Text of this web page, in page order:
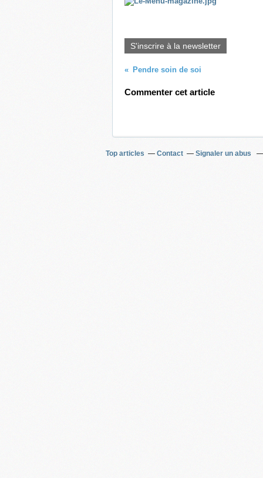
S'inscrire à la newsletter
Pendre soin de soi
Commenter cet article
Top articles Contact Signaler un abus